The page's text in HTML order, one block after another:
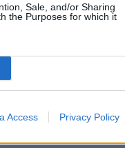
Sale, and/or Sharing
the Purposes for which it
Access Privacy Policy
διάλογο κυριάρχησαν
και μάλιστα
και Βόρεια
ερμηνείες
διατυπώνει